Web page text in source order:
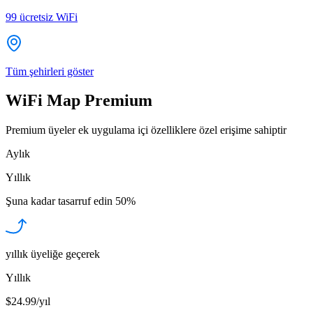
99 ücretsiz WiFi
Tüm şehirleri göster
WiFi Map Premium
Premium üyeler ek uygulama içi özelliklere özel erişime sahiptir
Aylık
Yıllık
Şuna kadar tasarruf edin 50%
yıllık üyeliğe geçerek
Yıllık
$24.99/yıl